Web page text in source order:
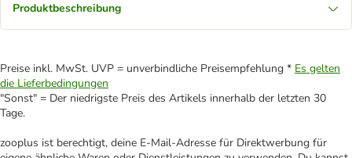
Produktbeschreibung
Preise inkl. MwSt. UVP = unverbindliche Preisempfehlung * Es gelten
die Lieferbedingungen
"Sonst" = Der niedrigste Preis des Artikels innerhalb der letzten 30
Tage.
zooplus ist berechtigt, deine E-Mail-Adresse für Direktwerbung für